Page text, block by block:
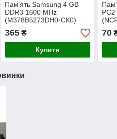
Пам'ять Samsung 4 GB
DDR3 1600 MHz
(M378B5273DH0-CK0)
365₴
Купити
70